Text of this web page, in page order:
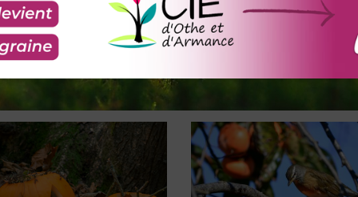
ADD TO CART
Fabrique ton composteur !
Réserver
SELECT OPTIONS
Sur la piste des animaux du site